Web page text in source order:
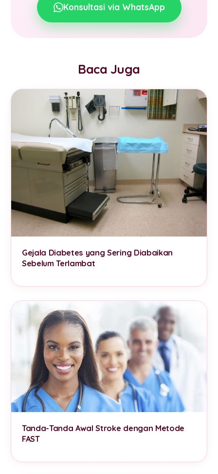
Konsultasi via WhatsApp
Baca Juga
Gejala Diabetes yang Sering Diabaikan
Sebelum Terlambat
Tanda-Tanda Awal Stroke dengan Metode
FAST